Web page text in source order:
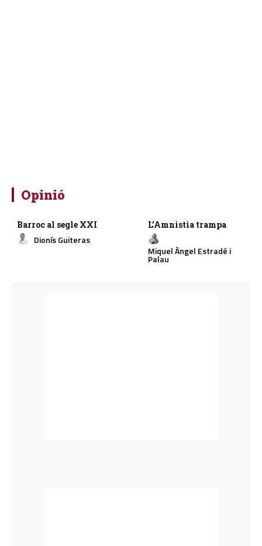
Opinió
Barroc al segle XXI
Dionís Guiteras
L’Amnistia trampa
Miquel Àngel Estradé i
Palau